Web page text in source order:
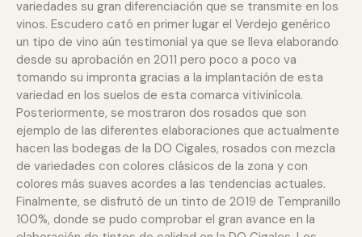
variedades su gran diferenciación que se transmite en los
vinos. Escudero cató en primer lugar el Verdejo genérico
un tipo de vino aún testimonial ya que se lleva elaborando
desde su aprobación en 2011 pero poco a poco va
tomando su impronta gracias a la implantación de esta
variedad en los suelos de esta comarca vitivinícola.
Posteriormente, se mostraron dos rosados que son
ejemplo de las diferentes elaboraciones que actualmente
hacen las bodegas de la DO Cigales, rosados con mezcla
de variedades con colores clásicos de la zona y con
colores más suaves acordes a las tendencias actuales.
Finalmente, se disfrutó de un tinto de 2019 de Tempranillo
100%, donde se pudo comprobar el gran avance en la